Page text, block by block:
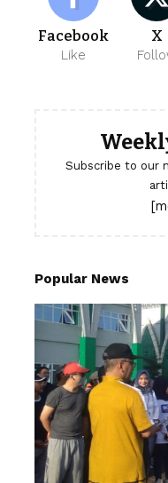
Facebook
Like
X
Subscribe to our
Popular News